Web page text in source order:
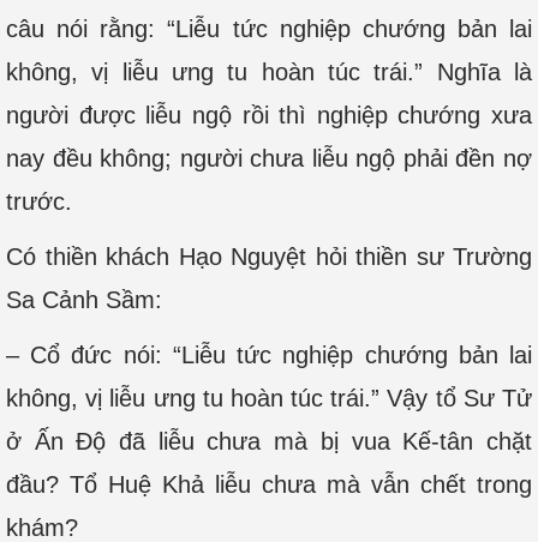
câu nói rằng: “Liễu tức nghiệp chướng bản lai
không, vị liễu ưng tu hoàn túc trái.” Nghĩa là
người được liễu ngộ rồi thì nghiệp chướng xưa
nay đều không; người chưa liễu ngộ phải đền nợ
trước.
Có thiền khách Hạo Nguyệt hỏi thiền sư Trường
Sa Cảnh Sầm:
– Cổ đức nói: “Liễu tức nghiệp chướng bản lai
không, vị liễu ưng tu hoàn túc trái.” Vậy tổ Sư Tử
ở Ấn Độ đã liễu chưa mà bị vua Kế-tân chặt
đầu? Tổ Huệ Khả liễu chưa mà vẫn chết trong
khám?